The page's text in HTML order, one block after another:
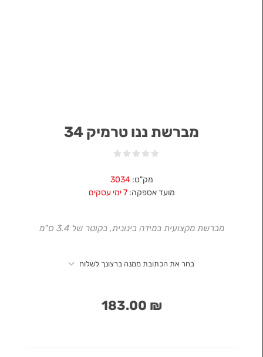
מברשת ננו טרמיק 34
מק"ט: 3034
מועד אספקה: 7 ימי עסקים
מברשת מקצועית במידה בינונית, בקוטר של 3.4 ס"מ
בחר את הכתובת ממנה ברצונך לשלוח
₪ 183.00